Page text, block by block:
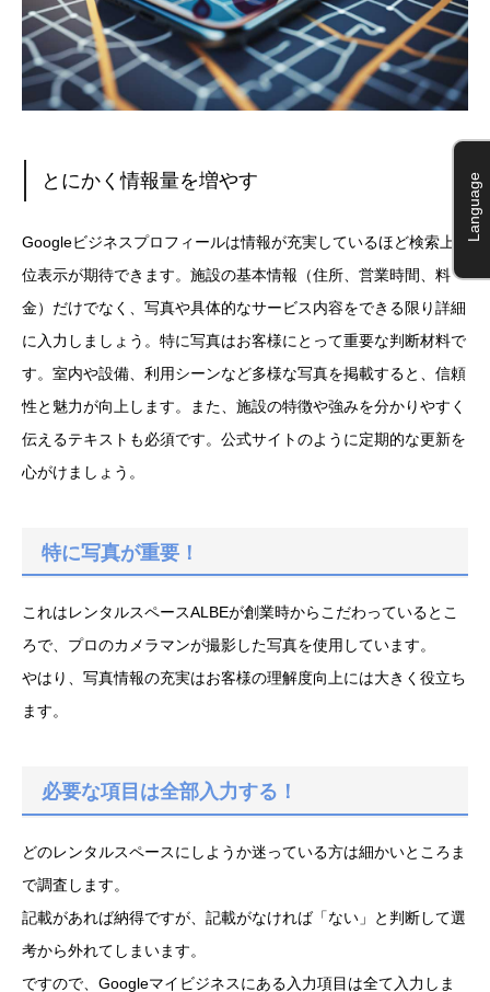
とにかく情報量を増やす
Googleビジネスプロフィールは情報が充実しているほど検索上
位表示が期待できます。施設の基本情報（住所、営業時間、料
金）だけでなく、写真や具体的なサービス内容をできる限り詳細
に入力しましょう。特に写真はお客様にとって重要な判断材料で
す。室内や設備、利用シーンなど多様な写真を掲載すると、信頼
性と魅力が向上します。また、施設の特徴や強みを分かりやすく
伝えるテキストも必須です。公式サイトのように定期的な更新を
心がけましょう。
特に写真が重要！
これはレンタルスペースALBEが創業時からこだわっているとこ
ろで、プロのカメラマンが撮影した写真を使用しています。
やはり、写真情報の充実はお客様の理解度向上には大きく役立ち
ます。
必要な項目は全部入力する！
どのレンタルスペースにしようか迷っている方は細かいところま
で調査します。
記載があれば納得ですが、記載がなければ「ない」と判断して選
考から外れてしまいます。
ですので、Googleマイビジネスにある入力項目は全て入力しま
Language